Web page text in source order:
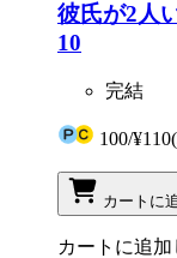
彼氏が2人
10
完結
100/¥110
カートに
カートに追加